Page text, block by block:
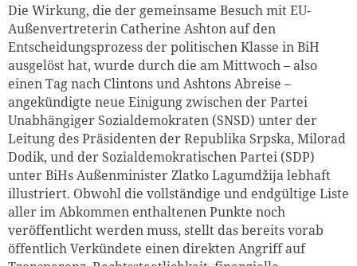
Die Wirkung, die der gemeinsame Besuch mit EU-
Außenvertreterin Catherine Ashton auf den
Entscheidungsprozess der politischen Klasse in BiH
ausgelöst hat, wurde durch die am Mittwoch – also
einen Tag nach Clintons und Ashtons Abreise –
angekündigte neue Einigung zwischen der Partei
Unabhängiger Sozialdemokraten (SNSD) unter der
Leitung des Präsidenten der Republika Srpska, Milorad
Dodik, und der Sozialdemokratischen Partei (SDP)
unter BiHs Außenminister Zlatko Lagumdžija lebhaft
illustriert. Obwohl die vollständige und endgültige Liste
aller im Abkommen enthaltenen Punkte noch
veröffentlicht werden muss, stellt das bereits vorab
öffentlich Verkündete einen direkten Angriff auf